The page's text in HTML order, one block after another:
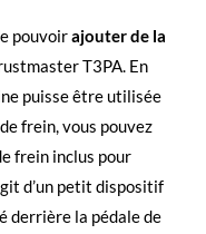
pouvoirajouter de la
T3PA. En
puisse être utilisée
frein, vous pouvez
frein inclus pour
d’un petit dispositif
derrière la pédale de